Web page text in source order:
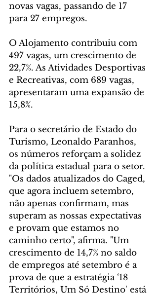
novas vagas, passando de 17
para 27 empregos.
O Alojamento contribuiu com
497 vagas, um crescimento de
22,7%. As Atividades Desportivas
e Recreativas, com 689 vagas,
apresentaram uma expansão de
15,8%.
Para o secretário de Estado do
Turismo, Leonaldo Paranhos,
os números reforçam a solidez
da política estadual para o setor.
"Os dados atualizados do Caged,
que agora incluem setembro,
não apenas confirmam, mas
superam as nossas expectativas
e provam que estamos no
caminho certo", afirma. "Um
crescimento de 14,7% no saldo
de empregos até setembro é a
prova de que a estratégia ‘18
Territórios, Um Só Destino' está